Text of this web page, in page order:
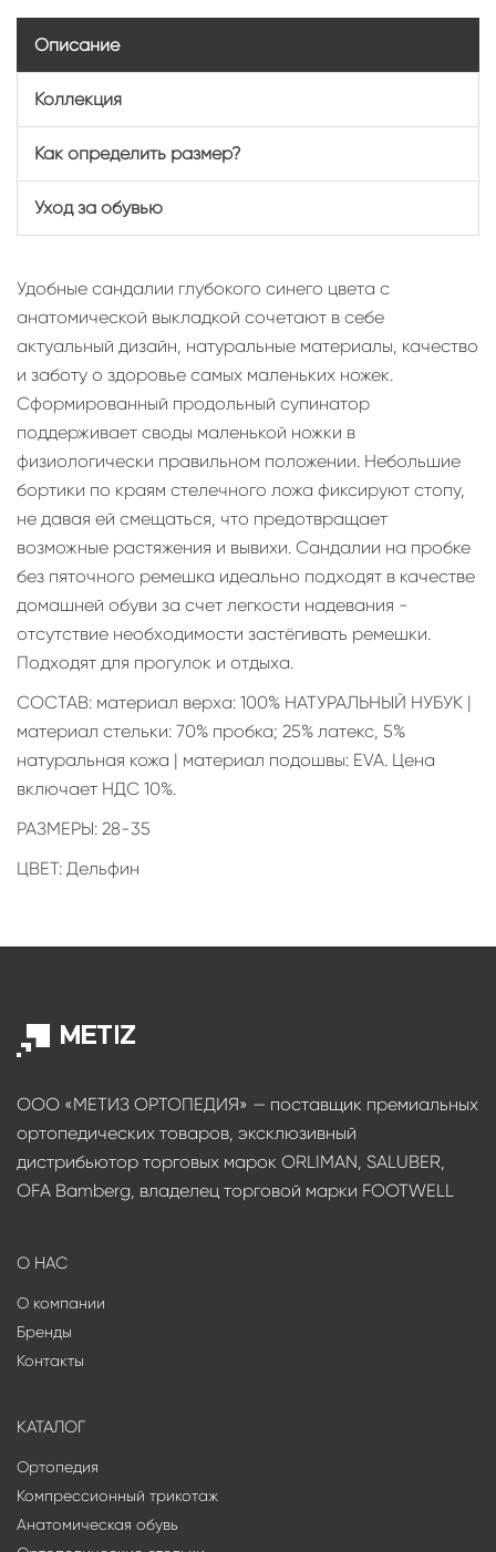
Описание
Коллекция
Как определить размер?
Уход за обувью
Удобные сандалии глубокого синего цвета с
анатомической выкладкой сочетают в себе
актуальный дизайн, натуральные материалы, качество
и заботу о здоровье самых маленьких ножек.
Сформированный продольный супинатор
поддерживает своды маленькой ножки в
физиологически правильном положении. Небольшие
бортики по краям стелечного ложа фиксируют стопу,
не давая ей смещаться, что предотвращает
возможные растяжения и вывихи. Сандалии на пробке
без пяточного ремешка идеально подходят в качестве
домашней обуви за счет легкости надевания -
отсутствие необходимости застёгивать ремешки.
Подходят для прогулок и отдыха.
СОСТАВ: материал верха: 100% НАТУРАЛЬНЫЙ НУБУК |
материал стельки: 70% пробка; 25% латекс, 5%
натуральная кожа | материал подошвы: EVA. Цена
включает НДС 10%.
РАЗМЕРЫ: 28-35
ЦВЕТ: Дельфин
ООО «МЕТИЗ ОРТОПЕДИЯ» — поставщик премиальных
ортопедических товаров, эксклюзивный
дистрибьютор торговых марок ORLIMAN, SALUBER,
OFA Bamberg, владелец торговой марки FOOTWELL
О НАС
О компании
Бренды
Контакты
КАТАЛОГ
Ортопедия
Компрессионный трикотаж
Анатомическая обувь